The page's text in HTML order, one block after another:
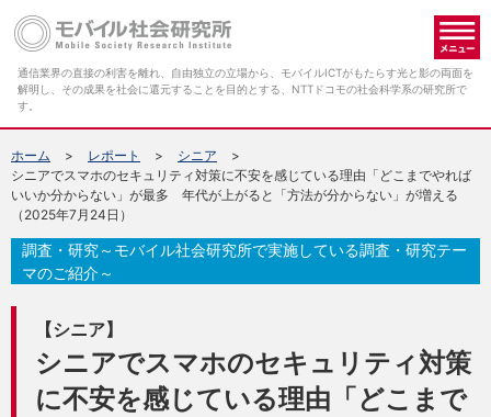
通信業界の直接の利害を離れ、自由独立の立場から、モバイルICTがもたらす光と影の両面を
解明し、その成果を社会に還元することを目的とする、NTTドコモの社会科学系の研究所で
す。
ホーム レポート
シニア
シニアでスマホのセキュリティ対策に不安を感じている理由「どこまでやれば
いいか分からない」が最多 年代が上がると「方法が分からない」が増える
（2025年7月24日）
【シニア】
シニアでスマホのセキュリティ対策
に不安を感じている理由「どこまで
調査・研究～モバイル社会研究所で実施している調査・研究テー
マのご紹介～